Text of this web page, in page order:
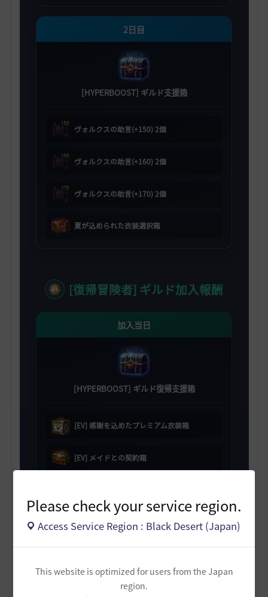
Please check your service region.
Access Service Region : Black Desert (Japan)
This website is optimized for users from the Japan
region.
2日目
[HYPERBOOST] ギルド支援箱
ヴォルクスの助言(+150) 2個
ヴォルクスの助言(+160) 2個
ヴォルクスの助言(+170) 2個
夏が込められた衣装選択箱
[復帰冒険者] ギルド加入報酬
加入当日
[HYPERBOOST] ギルド復帰支援箱
[EV] 感謝を込めたプレミアム衣装箱
[EV] メイドとの契約箱
職人の記憶 50個
2日目